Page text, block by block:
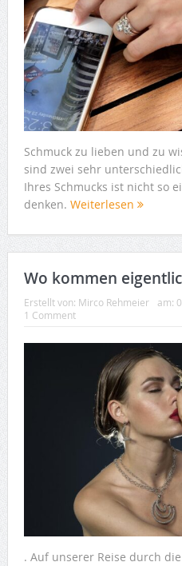
Schmuck zu lieben und zu
sind zwei sehr
Ihres Schmucks ist nicht so
denken. Weiterlesen
Wo kommen
Erstellt von: Mirco Rehmeier am:
1 Comment
. Auf unserer Reise durch